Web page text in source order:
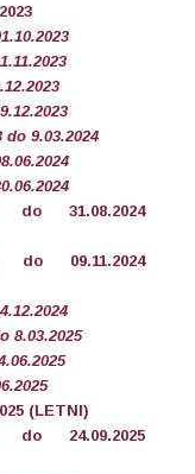
do 9.03.2024
31.08.2024
09.11.2024
8.03.2025
(LETNI)
24.09.2025